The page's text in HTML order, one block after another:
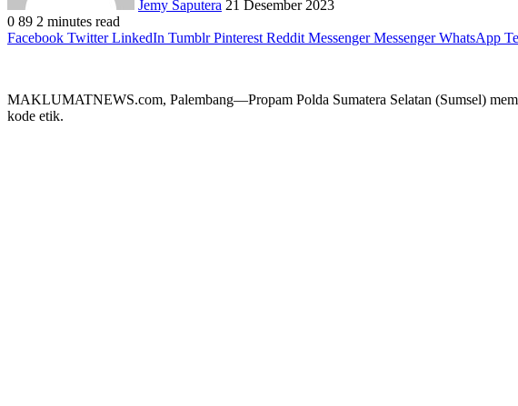
Jemy Saputera 21 Desember 2023
0 89 2 minutes read
Facebook Twitter LinkedIn Tumblr Pinterest Reddit Messenger Messenger WhatsApp
MAKLUMATNEWS.com, Palembang—Propam Polda Sumatera Selatan (Sumsel)
kode etik.